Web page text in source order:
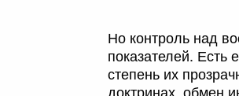
Но контроль над
показателей. Есть
степень их
доктринах, обмен